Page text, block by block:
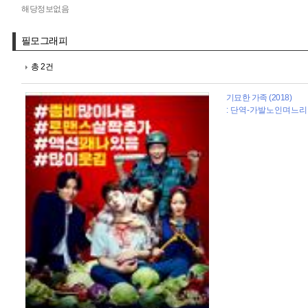
해당정보없음
필모그래피
총 2건
기묘한 가족 (2018)
: 단역-가발노인며느